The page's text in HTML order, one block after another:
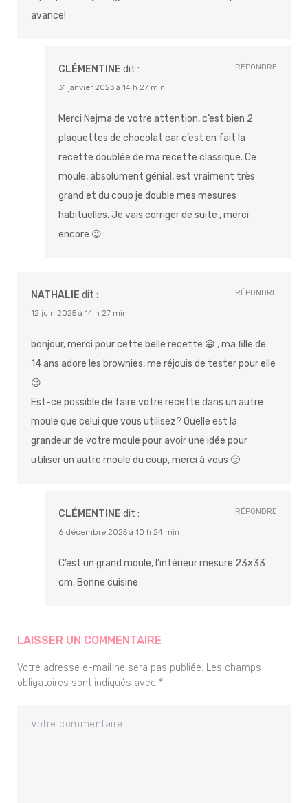
avance!
CLÉMENTINE dit :
31 janvier 2023 à 14 h 27 min
Merci Nejma de votre attention, c’est bien 2
plaquettes de chocolat car c’est en fait la
recette doublée de ma recette classique. Ce
moule, absolument génial, est vraiment très
grand et du coup je double mes mesures
habituelles. Je vais corriger de suite , merci
encore 😉
RÉPONDRE
NATHALIE dit :
12 juin 2025 à 14 h 27 min
bonjour, merci pour cette belle recette 😀 , ma fille de
14 ans adore les brownies, me réjouis de tester pour elle
😉
Est-ce possible de faire votre recette dans un autre
moule que celui que vous utilisez? Quelle est la
grandeur de votre moule pour avoir une idée pour
utiliser un autre moule du coup, merci à vous 🙂
RÉPONDRE
CLÉMENTINE dit :
6 décembre 2025 à 10 h 24 min
C’est un grand moule, l’intérieur mesure 23×33
cm. Bonne cuisine
RÉPONDRE
LAISSER UN COMMENTAIRE
Votre adresse e-mail ne sera pas publiée. Les champs
obligatoires sont indiqués avec *